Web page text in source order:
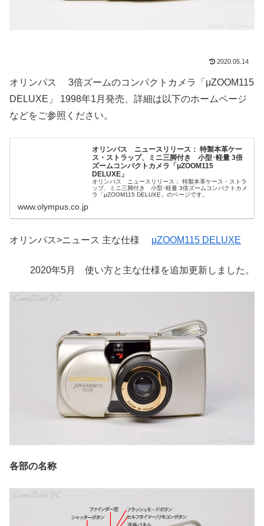
2020.05.14
オリンパス 3倍ズームのコンパクトカメラ「μZOOM115
DELUXE」 1998年1月発売、詳細は以下のホームページ
などをご参照ください。
オリンパス ニュースリリース： 特製本革ケー
ス・ストラップ、ミニ三脚付き 小型･軽量 3倍
ズームコンパクトカメラ「μZOOM115
DELUXE」
オリンパス ニュースリリース： 特製本革ケース・ストラ
ップ、ミニ三脚付き 小型･軽量 3倍ズームコンパクトカメ
ラ「μZOOM115 DELUXE」のページです。
www.olympus.co.jp
オリンパス>ニュース 主な仕様 μZOOM115 DELUXE
2020年5月 使い方と主な仕様を追加更新しました。
各部の名称